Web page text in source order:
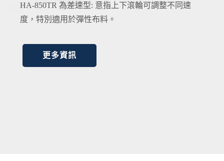
HA-850TR 為差速型: 意指上下滾輪可調整不同速
度，特別適用於彈性布料。
更多資訊